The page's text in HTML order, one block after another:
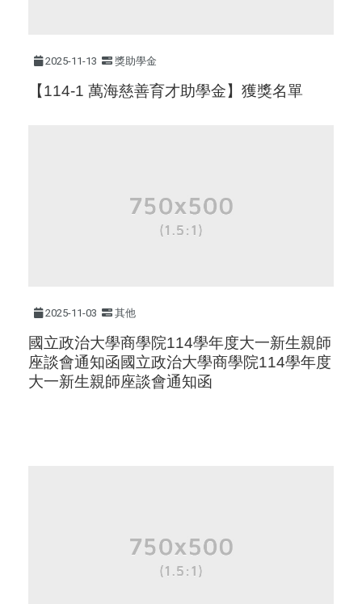
2025-11-13 獎助學金
【114-1 萬海慈善育才助學金】獲獎名單
2025-11-03 其他
國立政治大學商學院114學年度大一新生親師
座談會通知函國立政治大學商學院114學年度
大一新生親師座談會通知函